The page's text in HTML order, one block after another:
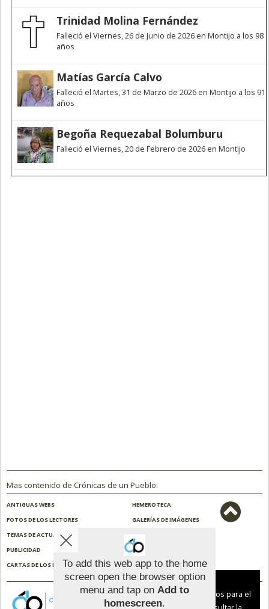
Trinidad Molina Fernández
Falleció el Viernes, 26 de Junio de 2026 en Montijo a los 98
años
Matías García Calvo
Falleció el Martes, 31 de Marzo de 2026 en Montijo a los 91
años
Begoña Requezabal Bolumburu
Falleció el Viernes, 20 de Febrero de 2026 en Montijo
Mas contenido de Crónicas de un Pueblo:
ANTIGUAS WEBS
HEMEROTECA
FOTOS DE LOS LECTORES
GALERÍAS DE IMÁGENES
TEMAS DE ACTUALIDAD
PUBLICIDAD
CONTACTO
CARTAS DE LOS LECTORES
ENCUESTAS
To add this web app to the home
screen open the browser option
menu and tap on Add to
homescreen.
Aviso sobre el Uso de cookies:
Utilizamos cookies nuestras y de terceros para el